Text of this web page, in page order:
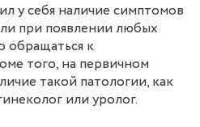
у себя наличие симптомов
при появлении любых
обращаться к
того, на первичном
такой патологии, как
или уролог.